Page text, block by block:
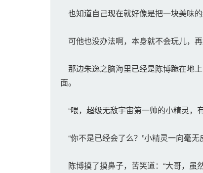
也知道自己现在就好像是把一块美味
可他也没办法啊，本身就不会玩儿，
那边朱逸之脑海里已经是陈博跪在地
面。
“喂，超级无敌宇宙第一帅的小精灵，
“你不是已经会了么？”小精灵一向毫无
陈博摸了摸鼻子，苦笑道：“大哥，虽